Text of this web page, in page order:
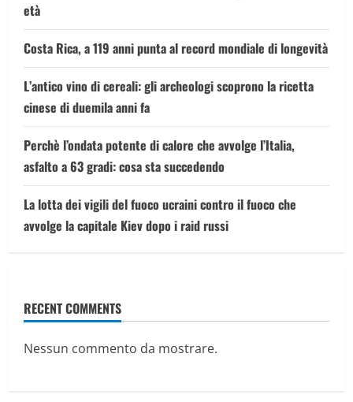
età
Costa Rica, a 119 anni punta al record mondiale di longevità
L’antico vino di cereali: gli archeologi scoprono la ricetta
cinese di duemila anni fa
Perchè l’ondata potente di calore che avvolge l’Italia,
asfalto a 63 gradi: cosa sta succedendo
La lotta dei vigili del fuoco ucraini contro il fuoco che
avvolge la capitale Kiev dopo i raid russi
RECENT COMMENTS
Nessun commento da mostrare.